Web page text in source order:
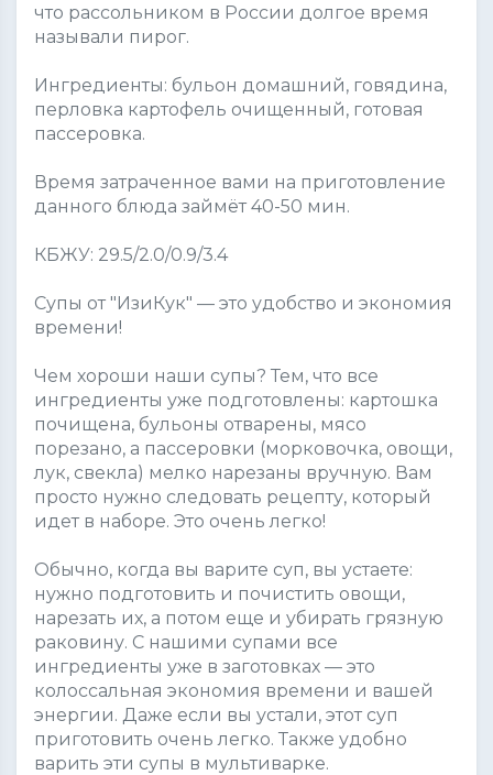
что рассольником в России долгое время
называли пирог.
Ингредиенты: бульон домашний, говядина,
перловка картофель очищенный, готовая
пассеровка.
Время затраченное вами на приготовление
данного блюда займёт 40-50 мин.
КБЖУ: 29.5/2.0/0.9/3.4
Супы от "ИзиКук" — это удобство и экономия
времени!
Чем хороши наши супы? Тем, что все
ингредиенты уже подготовлены: картошка
почищена, бульоны отварены, мясо
порезано, а пассеровки (морковочка, овощи,
лук, свекла) мелко нарезаны вручную. Вам
просто нужно следовать рецепту, который
идет в наборе. Это очень легко!
Обычно, когда вы варите суп, вы устаете:
нужно подготовить и почистить овощи,
нарезать их, а потом еще и убирать грязную
раковину. С нашими супами все
ингредиенты уже в заготовках — это
колоссальная экономия времени и вашей
энергии. Даже если вы устали, этот суп
приготовить очень легко. Также удобно
варить эти супы в мультиварке.